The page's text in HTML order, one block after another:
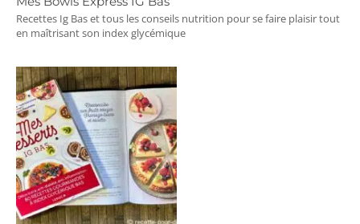
Recettes Ig Bas et tous les conseils nutrition pour se faire plaisir tout
en maîtrisant son index glycémique